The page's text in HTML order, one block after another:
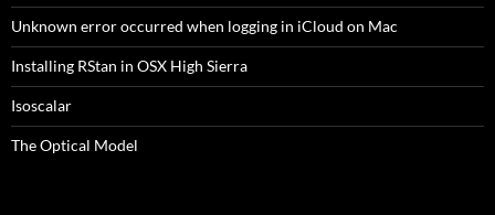
Unknown error occurred when logging in iCloud on Mac
Installing RStan in OSX High Sierra
Isoscalar
The Optical Model